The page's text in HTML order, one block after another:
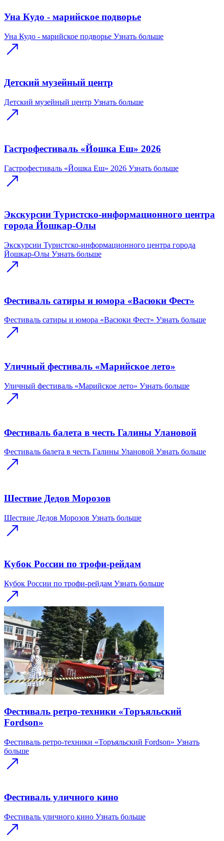
Уна Кудо - марийское подворье
Уна Кудо - марийское подворье Узнать больше
Детский музейный центр
Детский музейный центр Узнать больше
Гастрофестиваль «Йошка Еш» 2026
Гастрофестиваль «Йошка Еш» 2026 Узнать больше
Экскурсии Туристско-информационного центра
города Йошкар-Олы
Экскурсии Туристско-информационного центра города
Йошкар-Олы Узнать больше
Фестиваль сатиры и юмора «Васюки Фест»
Фестиваль сатиры и юмора «Васюки Фест» Узнать больше
Уличный фестиваль «Марийское лето»
Уличный фестиваль «Марийское лето» Узнать больше
Фестиваль балета в честь Галины Улановой
Фестиваль балета в честь Галины Улановой Узнать больше
Шествие Дедов Морозов
Шествие Дедов Морозов Узнать больше
Кубок России по трофи-рейдам
Кубок России по трофи-рейдам Узнать больше
Фестиваль ретро-техники «Торъяльский
Fordson»
Фестиваль ретро-техники «Торъяльский Fordson» Узнать
больше
Фестиваль уличного кино
Фестиваль уличного кино Узнать больше